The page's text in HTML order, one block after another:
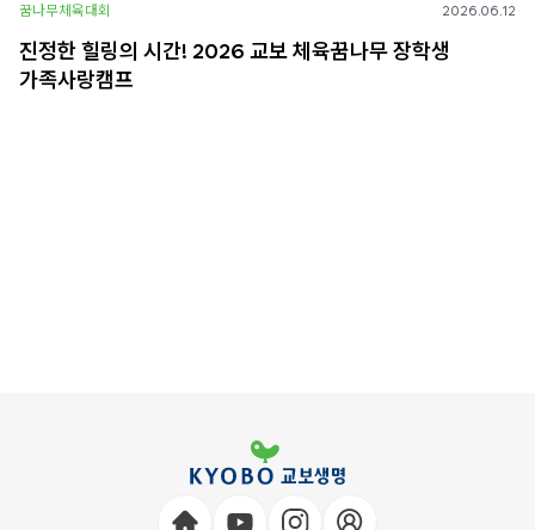
꿈나무체육대회 2026.06.12
진정한 힐링의 시간! 2026 교보 체육꿈나무 장학생
가족사랑캠프